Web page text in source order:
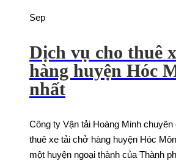
Sep
Dịch vụ cho thuê
hàng huyện Hóc
nhất
Công ty Vận tải Hoàng Minh
thuê xe tải chở hàng huyện Hóc
một huyện ngoại thành của Thành